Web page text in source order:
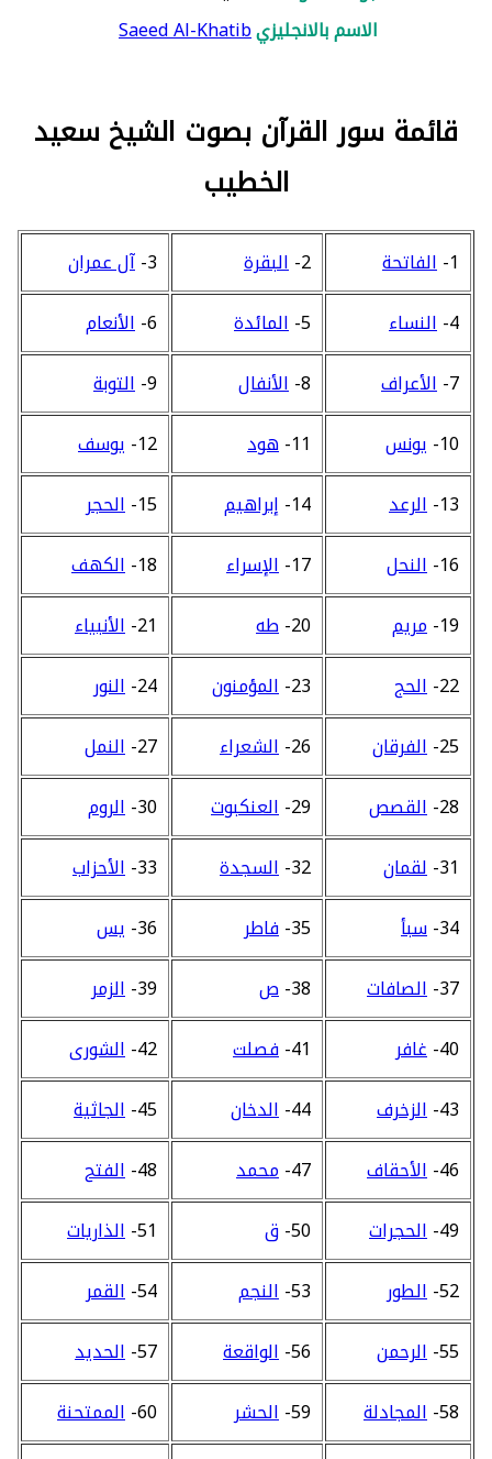
الاسم بالانجليزيSaeed Al-Khatib
قائمة سور القرآن بصوت الشيخ سعيد
الخطيب
1- الفاتحة 2- البقرة 3- آل عمران
4- النساء 5- المائدة 6- الأنعام
7- الأعراف 8- الأنفال 9- التوبة
10- يونس 11- هود 12- يوسف
13- الرعد 14- إبراهيم 15- الحجر
16- النحل 17- الإسراء 18- الكهف
19- مريم 20- طه 21- الأنبياء
22- الحج 23- المؤمنون 24- النور
25- الفرقان 26- الشعراء 27- النمل
28- القصص 29- العنكبوت 30- الروم
31- لقمان 32- السجدة 33- الأحزاب
34- سبأ 35- فاطر 36- يس
37- الصافات 38- ص 39- الزمر
40- غافر 41- فصلت 42- الشورى
43- الزخرف 44- الدخان 45- الجاثية
46- الأحقاف 47- محمد 48- الفتح
49- الحجرات 50- ق 51- الذاريات
52- الطور 53- النجم 54- القمر
55- الرحمن 56- الواقعة 57- الحديد
58- المجادلة 59- الحشر 60- الممتحنة